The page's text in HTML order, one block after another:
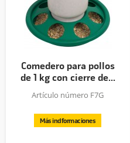
Comedero para pollos
de 1 kg con cierre de...
Artículo número F7G
Más indformaciones